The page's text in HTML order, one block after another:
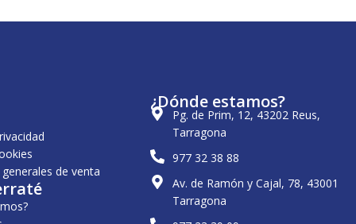
de venta
¿Dónde estamos?
Pg. de Prim, 12, 43202 Reus,
Tarragona
977 32 38 88
Av. de Ramón y Cajal, 78, 43001
Tarragona